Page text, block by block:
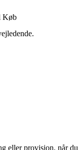
Køb
eller provision, når du